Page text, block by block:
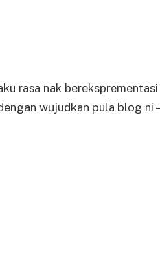
rasa nak bereksprementasi
wujudkan pula blog ni –